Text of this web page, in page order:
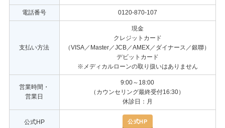
電話番号 0120-870-107
支払い方法
現金
クレジットカード
（VISA／Master／JCB／AMEX／ダイナース／銀聯）
デビットカード
※メディカルローンの取り扱いはありません
営業時間・
営業日
9:00～18:00
（カウンセリング最終受付16:30）
休診日：月
公式HP 公式HP